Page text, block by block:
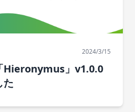
2024/3/15
Hieronymus」v1.0.0
た